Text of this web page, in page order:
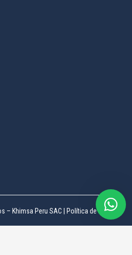
– Khimsa Peru SAC | Política de